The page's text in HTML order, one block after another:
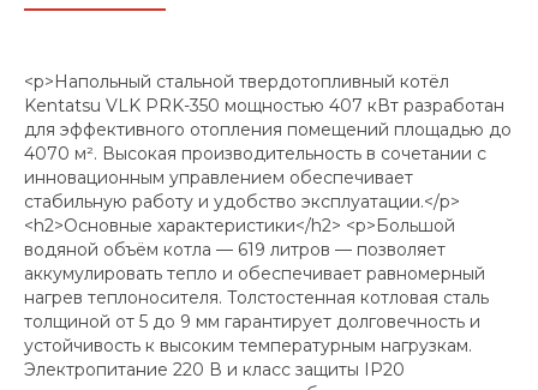
<p>Напольный стальной твердотопливный котёл
Kentatsu VLK PRK-350 мощностью 407 кВт разработан
для эффективного отопления помещений площадью до
4070 м². Высокая производительность в сочетании с
инновационным управлением обеспечивает
стабильную работу и удобство эксплуатации.</p>
<h2>Основные характеристики</h2> <p>Большой
водяной объём котла — 619 литров — позволяет
аккумулировать тепло и обеспечивает равномерный
нагрев теплоносителя. Толстостенная котловая сталь
толщиной от 5 до 9 мм гарантирует долговечность и
устойчивость к высоким температурным нагрузкам.
Электропитание 220 В и класс защиты IP20